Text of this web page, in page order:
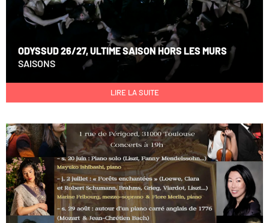
ODYSSUD 26/27, ULTIME SAISON HORS LES MURS
SAISONS
LIRE LA SUITE